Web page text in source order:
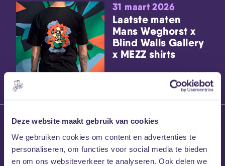
Deze website maakt gebruik van cookies
We gebruiken cookies om content en advertenties te
personaliseren, om functies voor social media te bieden
en om ons websiteverkeer te analyseren. Ook delen we
31 maart 2026
Laatste maten
Mans Weghorst x
Blind Walls Gallery
x MEZZ shirts
27 maart 2026
Willem’s Blog:
Frans Kalf